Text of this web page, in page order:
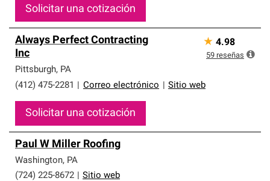
Solicitar una cotización
Always Perfect Contracting
Inc
Pittsburgh, PA
(412) 475-2281
Correo electrónico Sitio web
Solicitar una cotización
★ 4.98
59 reseñas
Paul W Miller Roofing
Washington, PA
(724) 225-8672
Sitio web